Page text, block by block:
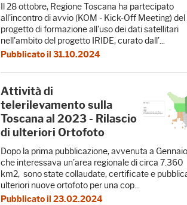
Il 28 ottobre, Regione Toscana ha partecipato
all'incontro di avvio (KOM - Kick-Off Meeting) del
progetto di formazione all'uso dei dati satellitari
nell'ambito del progetto IRIDE, curato dall’...
Pubblicato il 31.10.2024
Attività di
telerilevamento sulla
Toscana al 2023 - Rilascio
di ulteriori Ortofoto
Dopo la prima pubblicazione, avvenuta a
che interessava un’area regionale di circa 7.360
km2, sono state collaudate, certificate e
ulteriori nuove ortofoto per una cop...
Pubblicato il 23.02.2024